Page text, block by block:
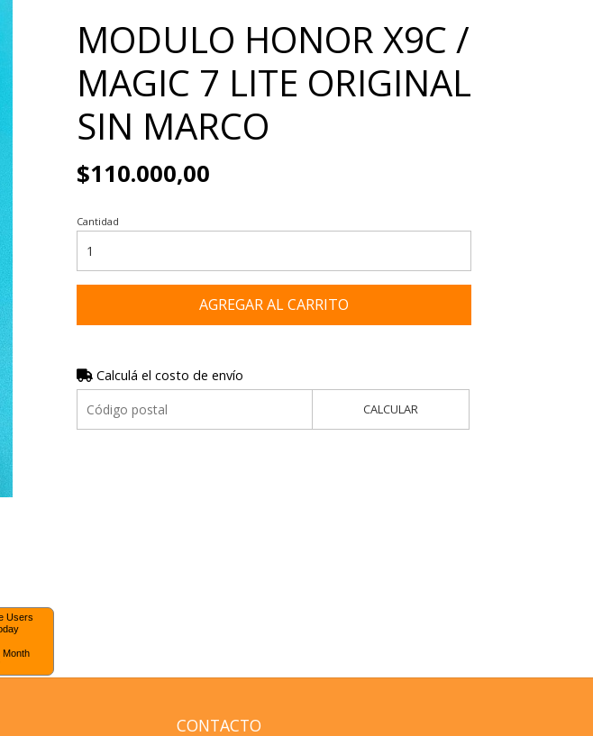
MODULO HONOR X9C /
MAGIC 7 LITE ORIGINAL
SIN MARCO
$110.000,00
Cantidad
AGREGAR AL CARRITO
Calculá el costo de envío
CALCULAR
Users
Month
CONTACTO